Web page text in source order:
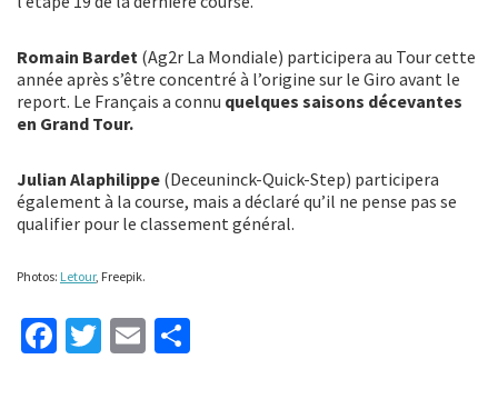
Romain Bardet (Ag2r La Mondiale) participera au Tour cette
année après s’être concentré à l’origine sur le Giro avant le
report. Le Français a connu quelques saisons décevantes
en Grand Tour.
Julian Alaphilippe (Deceuninck-Quick-Step) participera
également à la course, mais a déclaré qu’il ne pense pas se
qualifier pour le classement général.
Photos: Letour, Freepik.
Fa T
E